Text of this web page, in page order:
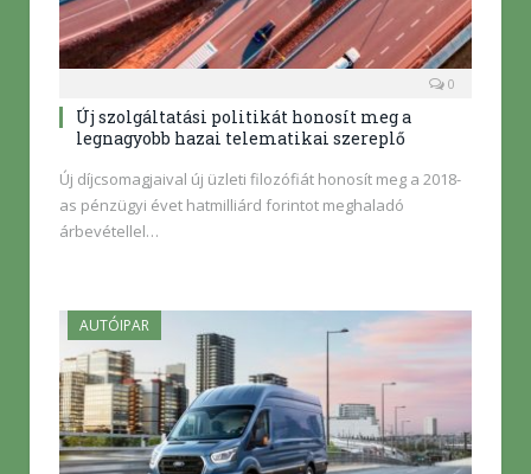
0
Új szolgáltatási politikát honosít meg a
legnagyobb hazai telematikai szereplő
Új díjcsomagjaival új üzleti filozófiát honosít meg a 2018-
as pénzügyi évet hatmilliárd forintot meghaladó
árbevétellel…
AUTÓIPAR